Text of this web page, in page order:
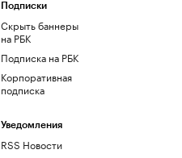
Подписки
Скрыть баннеры
на РБК
Подписка на РБК
Корпоративная
подписка
Уведомления
RSS Новости